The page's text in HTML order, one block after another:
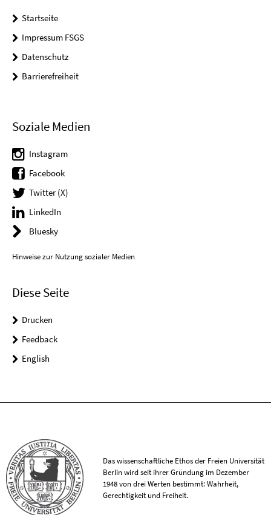
Startseite
Impressum FSGS
Datenschutz
Barrierefreiheit
Soziale Medien
Instagram
Facebook
Twitter (X)
LinkedIn
Bluesky
Hinweise zur Nutzung sozialer Medien
Diese Seite
Drucken
Feedback
English
Das wissenschaftliche Ethos der Freien Universität
Berlin wird seit ihrer Gründung im Dezember
1948 von drei Werten bestimmt: Wahrheit,
Gerechtigkeit und Freiheit.